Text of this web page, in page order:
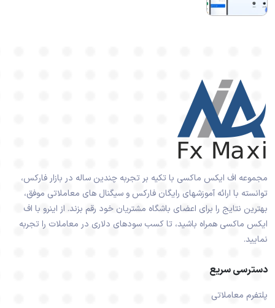
مجموعه اف ایکس ماکسی با تکیه بر تجربه چندین ساله در بازار فارکس،
توانسته با ارائه آموزشهای رایگان فارکس و سیگنال های معاملاتی موفق،
بهترین نتایج را برای اعضای باشگاه مشتریان خود رقم بزند. از اینرو با اف
ایکس ماکسی همراه باشید، تا کسب سودهای دلاری در معاملات را تجربه
نمایید.
دسترسی سریع
پلتفرم معاملاتی